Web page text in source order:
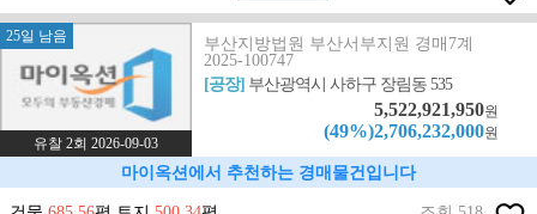
25일 남음
유찰 2회 2026-09-03
부산지방법원 부산서부지원 경매7계
2025-100747
[공장] 부산광역시 사하구 장림동 535
5,522,921,950원
(49%)2,706,232,000원
마이옥션에서 추천하는 경매물건입니다